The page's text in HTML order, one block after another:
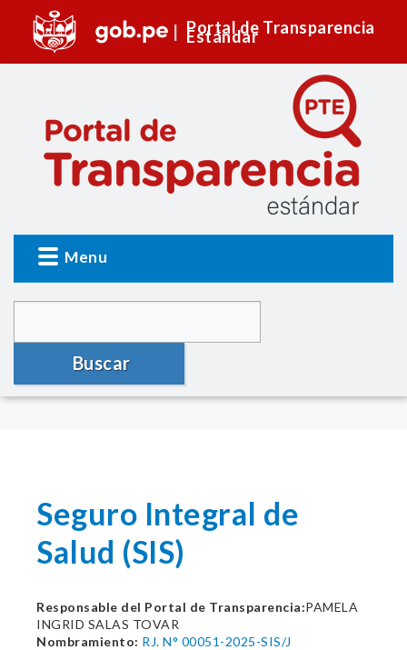
Portal de Transparencia
Estándar
Menu
Buscar
Seguro Integral de
Salud (SIS)
Responsable del Portal de Transparencia:PAMELA
INGRID SALAS TOVAR
Nombramiento: RJ. N° 00051-2025-SIS/J